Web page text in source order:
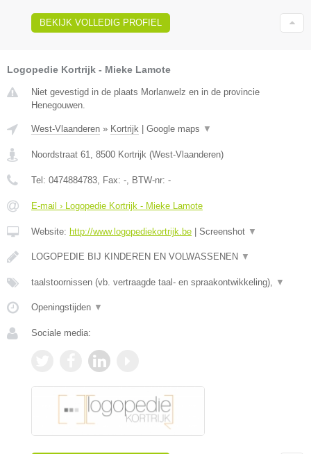
BEKIJK VOLLEDIG PROFIEL
Logopedie Kortrijk - Mieke Lamote
Niet gevestigd in de plaats Morlanwelz en in de provincie
Henegouwen.
West-Vlaanderen » Kortrijk | Google maps ▼
Noordstraat 61 8500 Kortrijk (West-Vlaanderen)
Tel: 0474884783 , Fax: - , BTW-nr: -
E-mail › Logopedie Kortrijk - Mieke Lamote
Website: http://www.logopediekortrijk.be | Screenshot ▼
LOGOPEDIE BIJ KINDEREN EN VOLWASSENEN ▼
taalstoornissen (vb. vertraagde taal- en spraakontwikkeling), ▼
Openingstijden ▼
Sociale media: